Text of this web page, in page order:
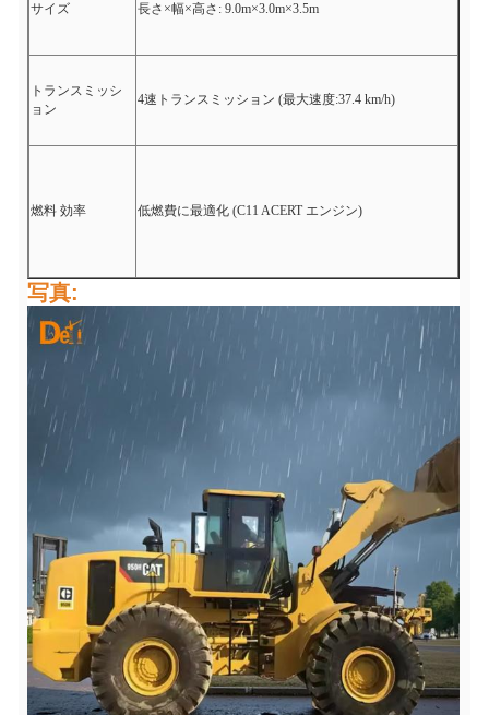
サイズ 長さ×幅×高さ: 9.0m×3.0m×3.5m
トランスミッシ
ョン
4速トランスミッション (最大速度:37.4 km/h)
燃料 効率 低燃費に最適化 (C11 ACERT エンジン)
写真: